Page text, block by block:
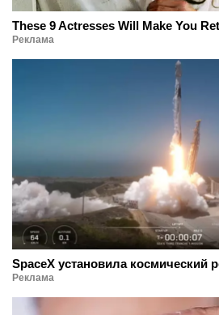
These 9 Actresses Will Make You
Реклама
SpaceX установила космический
Реклама